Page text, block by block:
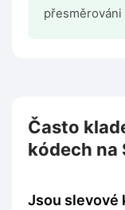
Často
kódech na
Jsou slevové kódy a kupóny dostupné na